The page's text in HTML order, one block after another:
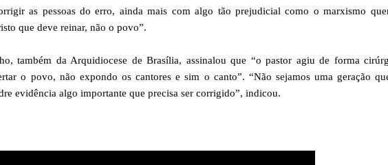
as pessoas do erro, ainda mais com algo tão prejudicial como o marxismo
que deve reinar, não o povo”.
também da Arquidiocese de Brasília, assinalou que “o pastor agiu de forma
o povo, não expondo os cantores e sim o canto”. “Não sejamos uma geração
evidência algo importante que precisa ser corrigido”, indicou.